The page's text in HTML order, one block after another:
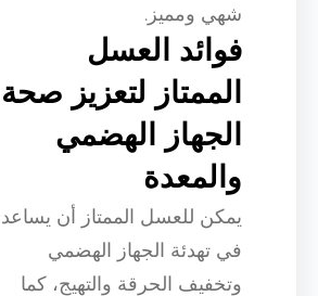
شهي ومميز.
فوائد العسل
الممتاز لتعزيز صحة
الجهاز الهضمي
والمعدة
يمكن للعسل الممتاز أن يساعد
في تهدئة الجهاز الهضمي
وتخفيف الحرقة والتهيج، كما